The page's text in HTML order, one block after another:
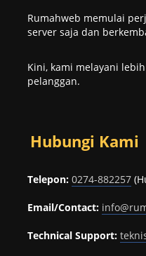
Rumahweb memulai
server saja dan
Kini, kami melayani
pelanggan.
Hubungi Kami
Telepon: 0274-882257
Email/Contact:
Technical Support: